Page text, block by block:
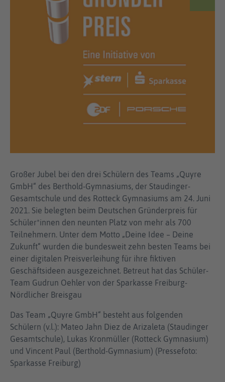
Großer Jubel bei den drei Schülern des Teams „Quyre
GmbH“ des Berthold-Gymnasiums, der Staudinger-
Gesamtschule und des Rotteck Gymnasiums am 24. Juni
2021. Sie belegten beim Deutschen Gründerpreis für
Schüler*innen den neunten Platz von mehr als 700
Teilnehmern. Unter dem Motto „Deine Idee – Deine
Zukunft“ wurden die bundesweit zehn besten Teams bei
einer digitalen Preisverleihung für ihre fiktiven
Geschäftsideen ausgezeichnet. Betreut hat das Schüler-
Team Gudrun Oehler von der Sparkasse Freiburg-
Nördlicher Breisgau
Das Team „Quyre GmbH“ besteht aus folgenden
Schülern (v.l.): Mateo Jahn Diez de Arizaleta (Staudinger
Gesamtschule), Lukas Kronmüller (Rotteck Gymnasium)
und Vincent Paul (Berthold-Gymnasium) (Pressefoto:
Sparkasse Freiburg)